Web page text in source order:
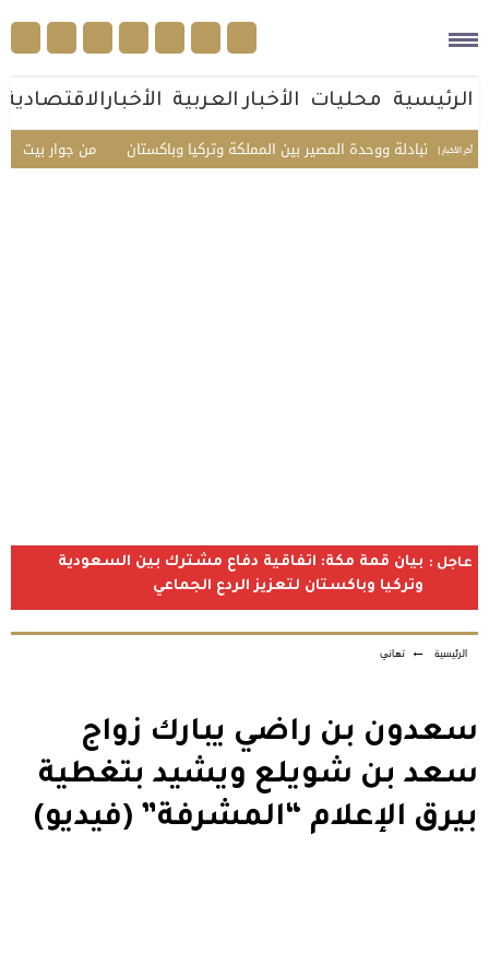
الرئيسية محليات الأخبار العربية الأخبارالاقتصادية
أخر الأخبار | من جوار بيت الله ووحدة المصير بين المملكة وتركيا وباكستان
عاجل : بيان قمة مكة: اتفاقية دفاع مشترك بين السعودية
وتركيا وباكستان لتعزيز الردع الجماعي
الرئيسية ← تهاني
سعدون بن راضي يبارك زواج
سعد بن شويلع ويشيد بتغطية
بيرق الإعلام “المشرفة” (فيديو)